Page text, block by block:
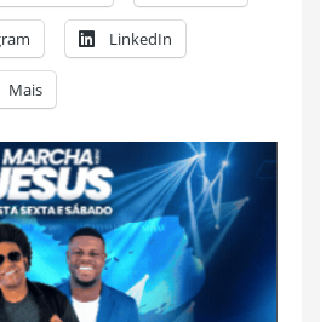
LinkedIn
Mais